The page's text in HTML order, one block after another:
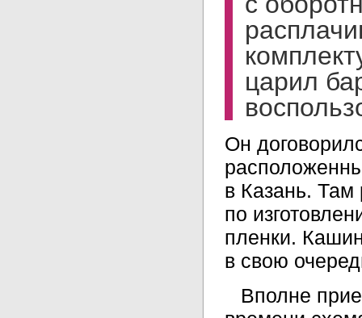
царил
Он
в Казань. Там
по
пленки.
в свою
Вполне